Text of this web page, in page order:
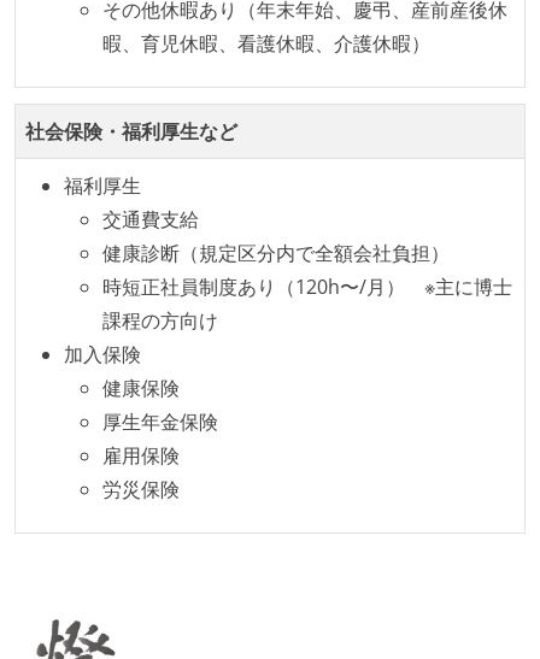
メンバーの多様性
外国籍の開発メンバーがいる
開発メンバーの新卒採用を実施している
職業安定法に対応する記載事項
主な休暇：年末年始、夏季、慶弔休暇など
休日制度：週休2日制（詳細は「勤務時間・休日休
暇」に記載）
休日制度：完全週休2日制（土日祝休み）
休憩時間：1時間
固定残業時間：月45時間分
給与形態：月給制
給与形態：賞与あり
試用期間：あり（3ヶ月間）
社会保険：各種社会保険完備（雇用・労災・健康・厚
置）
その他休暇あり（年末年始、慶弔、産前産後休
暇、育児休暇、看護休暇、介護休暇）
社会保険・福利厚生など
福利厚生
交通費支給
健康診断（規定区分内で全額会社負担）
時短正社員制度あり（120h〜/月） ※主に博士
課程の方向け
加入保険
健康保険
厚⽣年⾦保険
雇⽤保険
労災保険